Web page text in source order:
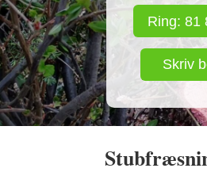
Ring: 81
Skriv